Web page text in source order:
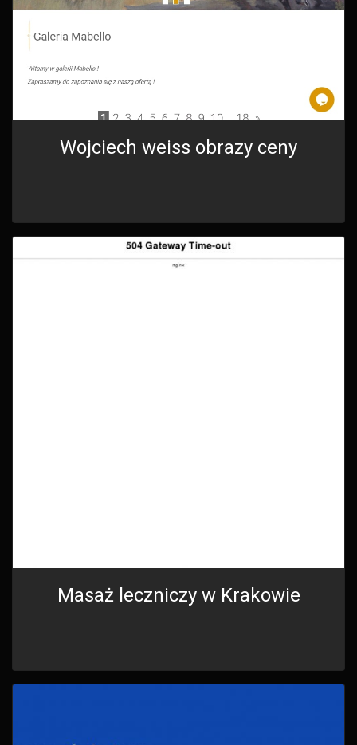
Wojciech weiss obrazy ceny
Masaż leczniczy w Krakowie